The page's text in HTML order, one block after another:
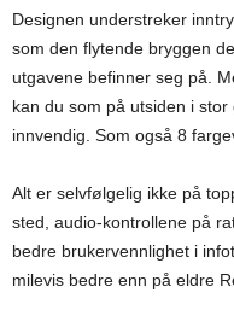
Designen understreker
som den flytende bryggen
utgavene befinner seg på.
kan du som på utsiden i
innvendig. Som også 8
Alt er selvfølgelig ikke på
sted, audio-kontrollene på
bedre brukervennlighet i
milevis bedre enn på eldre